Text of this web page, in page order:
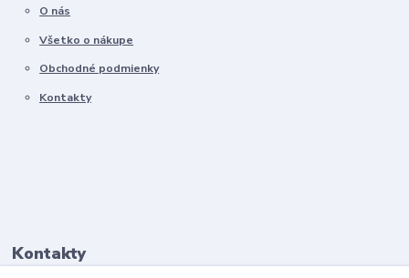
O nás
Všetko o nákupe
Obchodné podmienky
Kontakty
Kontakty